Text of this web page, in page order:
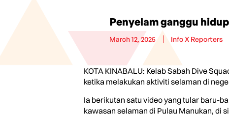
Penyelam ganggu
March 12, 2025 Info X Reporters
KOTA KINABALU: Kelab Sabah Dive
ketika melakukan aktiviti selaman di
Ia berikutan satu video yang tular baru-
kawasan selaman di Pulau Manukan, di